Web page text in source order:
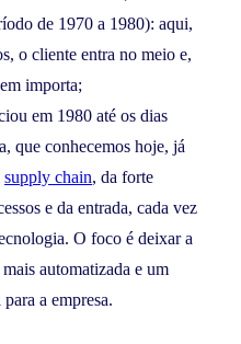
de 1970 a 1980): aqui,
o cliente entra no meio e,
importa;
em 1980 até os dias
que conhecemos hoje, já
supply chain, da forte
e da entrada, cada vez
O foco é deixar a
automatizada e um
a empresa.